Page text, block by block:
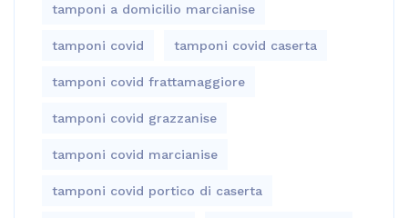
tamponi a domicilio marcianise
tamponi covid tamponi covid caserta
tamponi covid frattamaggiore
tamponi covid grazzanise
tamponi covid marcianise
tamponi covid portico di caserta